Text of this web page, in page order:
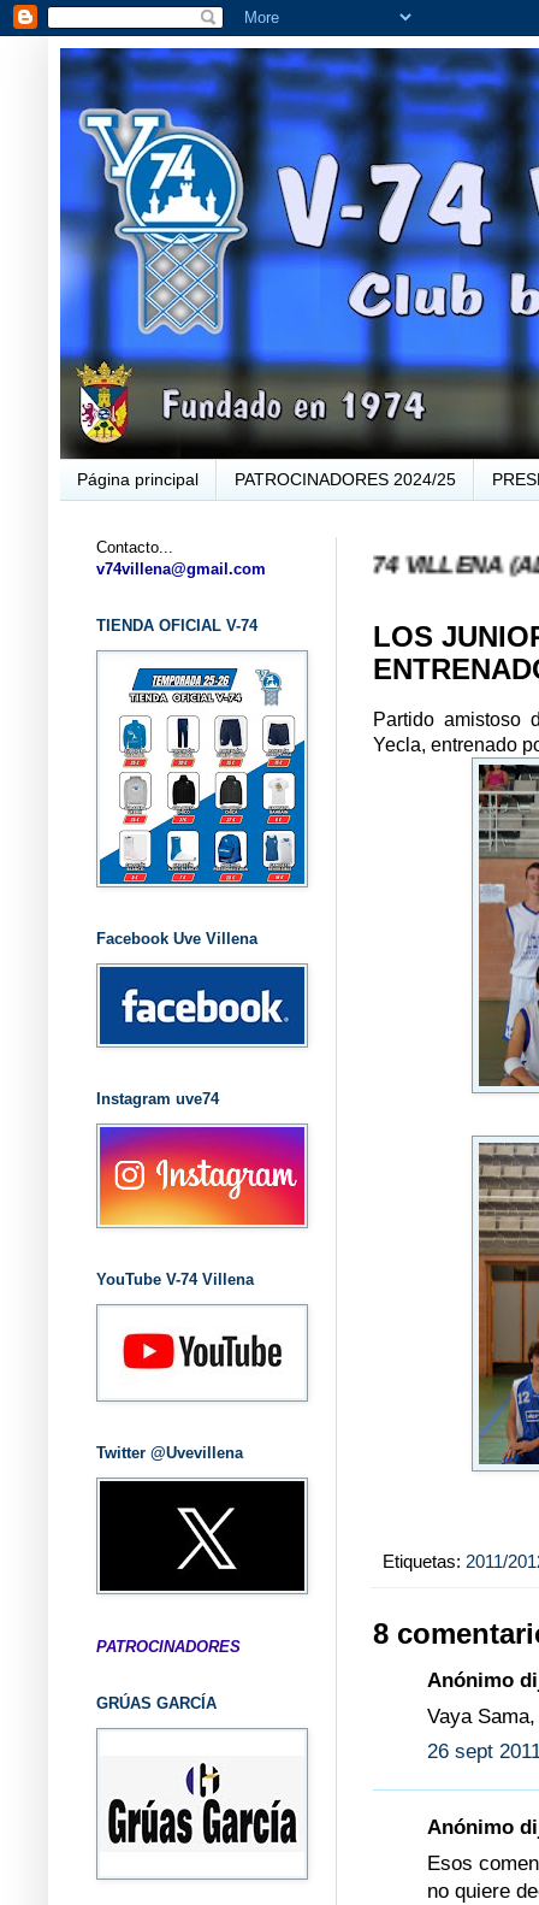
Página principal PATROCINADORES 2024/25
CLUB BALONCESTO V-74 VILLENA
LOS
Partido amistoso
Yecla, entrenado
Etiquetas: 2011/
8
Anónimo
Vaya
26 sept
Anónimo
Esos
no quiere
Contacto...
v74villena@gmail.com
TIENDA OFICIAL V-74
Facebook Uve Villena
Instagram uve74
YouTube V-74 Villena
Twitter @Uvevillena
PATROCINADORES
GRÚAS GARCÍA